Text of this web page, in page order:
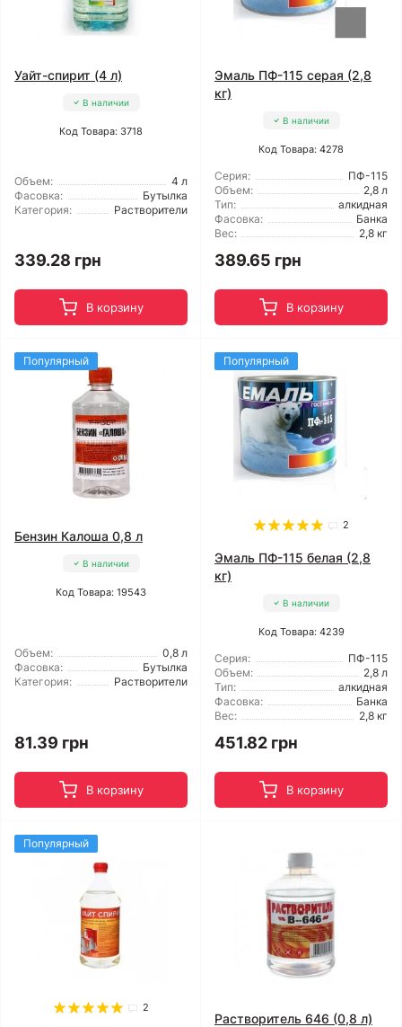
Уайт-спирит (4 л)
В наличии
Код Товара: 3718
Объем:
4 л
Фасовка:
Бутылка
Категория:
Растворители
339.28 грн
В корзину
Эмаль ПФ-115 серая (2,8
кг)
В наличии
Код Товара: 4278
Серия:
ПФ-115
Объем:
2,8 л
Тип:
алкидная
Фасовка:
Банка
Вес:
2,8 кг
389.65 грн
В корзину
Популярный
Бензин Калоша 0,8 л
В наличии
Код Товара: 19543
Объем:
0,8 л
Фасовка:
Бутылка
Категория:
Растворители
81.39 грн
В корзину
Популярный
2
Эмаль ПФ-115 белая (2,8
кг)
В наличии
Код Товара: 4239
Серия:
ПФ-115
Объем:
2,8 л
Тип:
алкидная
Фасовка:
Банка
Вес:
2,8 кг
451.82 грн
В корзину
Популярный
2
Растворитель 646 (0,8 л)